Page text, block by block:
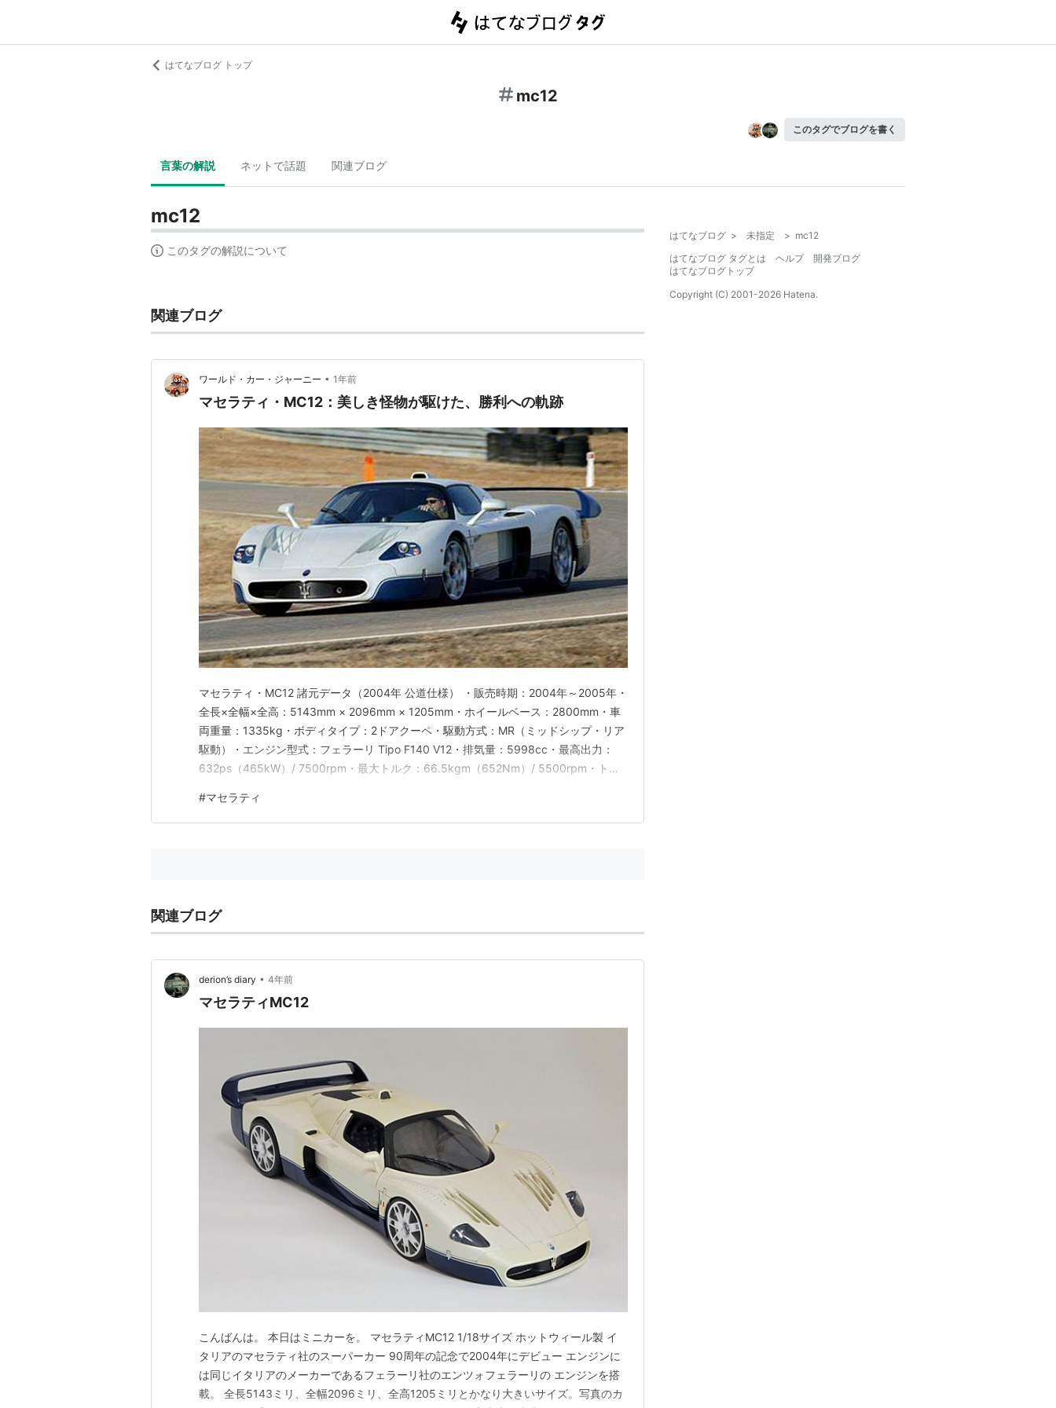
はてなブログ トップ
mc12
このタグでブログを書く
言葉の解説 ネットで話題 関連ブログ
mc12
このタグの解説について
関連ブログ
ワールド・カー・ジャーニー • 1年前
マセラティ・MC12：美しき怪物が駆けた、勝利への軌跡
マセラティ・MC12 諸元データ（2004年 公道仕様） ・販売時期：2004年～2005年・
全長×全幅×全高：5143mm × 2096mm × 1205mm・ホイールベース：2800mm・車
両重量：1335kg・ボディタイプ：2ドアクーペ・駆動方式：MR（ミッドシップ・リア
駆動）・エンジン型式：フェラーリ Tipo F140 V12・排気量：5998cc・最高出力：
632ps（465kW）/ 7500rpm・最大トルク：66.5kgm（652Nm）/ 5500rpm・トラ
ダブルウィッシュボーン・ブレーキ：ベンチレ…
#マセラティ
関連ブログ
derion’s diary • 4年前
マセラティMC12
こんばんは。 本日はミニカーを。 マセラティMC12 1/18サイズ ホットウィール製 イ
タリアのマセラティ社のスーパーカー 90周年の記念で2004年にデビュー エンジンに
は同じイタリアのメーカーであるフェラーリ社のエンツォフェラーリの エンジンを搭
載。 全長5143ミリ、全幅2096ミリ、全高1205ミリとかなり大きいサイズ。写真のカ
はてなブログ > 未指定 > mc12
はてなブログ タグとは
ヘルプ
開発ブログ
はてなブログトップ
Copyright (C) 2001-2026 Hatena.